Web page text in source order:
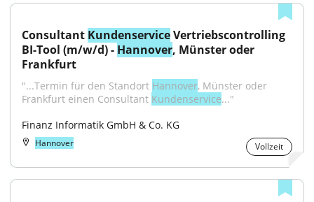
Consultant Kundenservice Vertriebscontrolling
BI-Tool (m/w/d) - Hannover, Münster oder
Frankfurt
"...Termin für den Standort Hannover, Münster oder
Frankfurt einen Consultant Kundenservice..."
Finanz Informatik GmbH & Co. KG
Hannover Vollzeit